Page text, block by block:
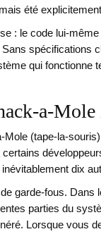
été
: le code lui-
spécifications
qui fonctionne
a-
(tape-la-
dix
garde-fous.
parties du
Lorsque vous